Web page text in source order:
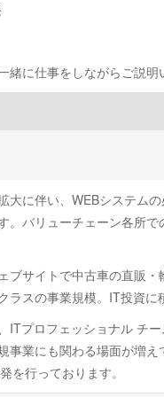
緒に仕事をしながらご説明
大に伴い、WEBシステム
。バリューチェーン各所で
ブサイトで中古車の直販・
ラスの事業規模。IT投資に
ITプロフェッショナル チ
事業にも関わる場面が増え
を行っております。